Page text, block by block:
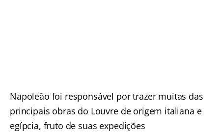
Napoleão foi responsável por trazer muitas das
principais obras do Louvre de origem italiana e
egípcia, fruto de suas expedições